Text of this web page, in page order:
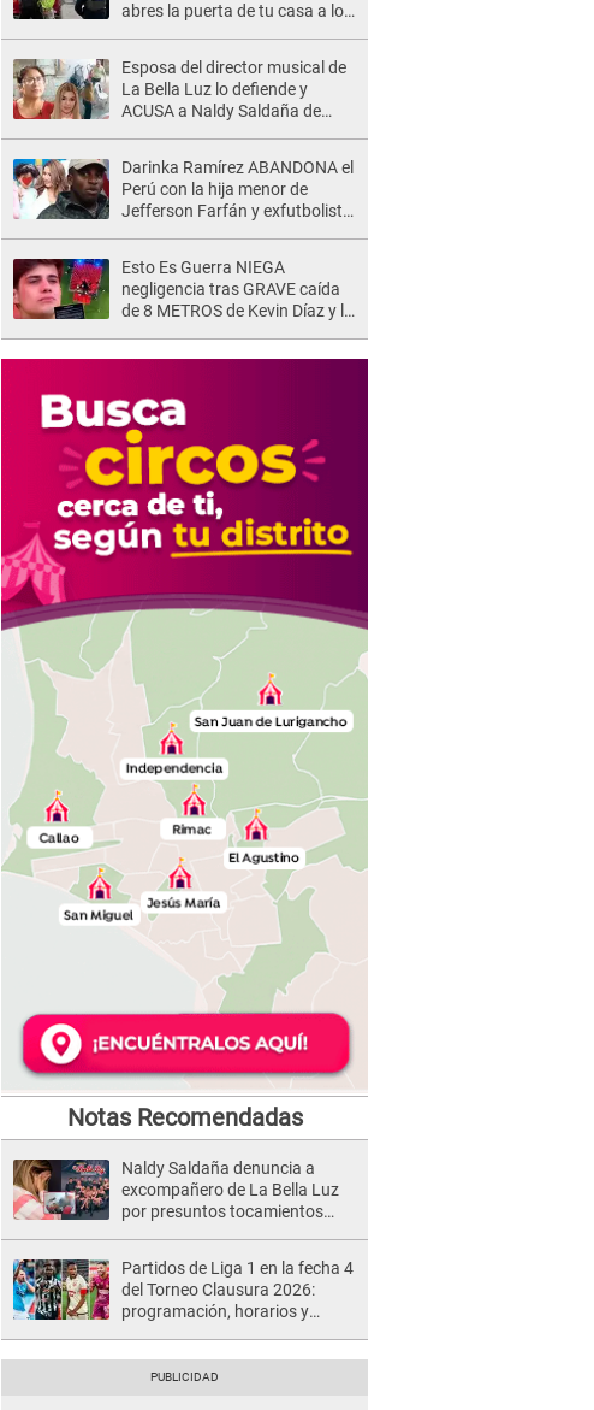
abres la puerta de tu casa a los
Esposa del director musical de
La Bella Luz lo defiende y
ACUSA a Naldy Saldaña de
Darinka Ramírez ABANDONA el
Perú con la hija menor de
Jefferson Farfán y exfutbolista
Esto Es Guerra NIEGA
negligencia tras GRAVE caída
de 8 METROS de Kevin Díaz y lo
Notas Recomendadas
Naldy Saldaña denuncia a
excompañero de La Bella Luz
por presuntos tocamientos
Partidos de Liga 1 en la fecha 4
del Torneo Clausura 2026:
programación, horarios y